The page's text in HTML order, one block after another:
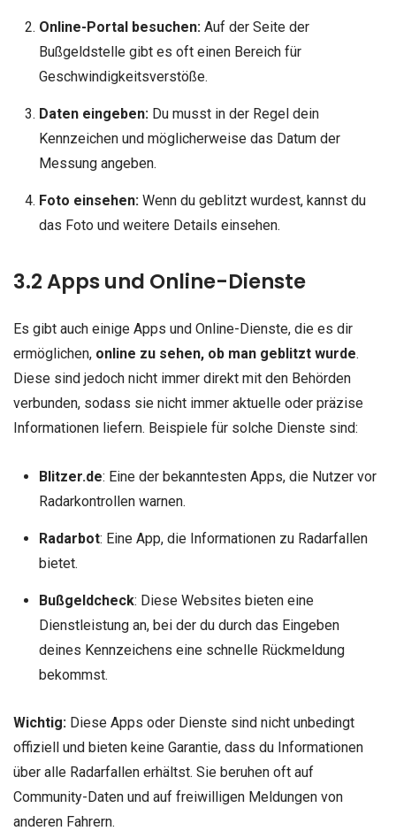
Online-Portal besuchen:Auf der Seite der
Bußgeldstelle gibt es oft einen Bereich für
Geschwindigkeitsverstöße.
Daten eingeben:Du musst in der Regel dein
Kennzeichen und möglicherweise das Datum der
Messung angeben.
Foto einsehen:Wenn du geblitzt wurdest, kannst du
das Foto und weitere Details einsehen.
3.2 Apps und Online-Dienste
Es gibt auch einige Apps und Online-Dienste, die es dir
ermöglichen, online zu sehen, ob man geblitzt wurde.
Diese sind jedoch nicht immer direkt mit den Behörden
verbunden, sodass sie nicht immer aktuelle oder präzise
Informationen liefern. Beispiele für solche Dienste sind:
Blitzer.de: Eine der bekanntesten Apps, die Nutzer vor
Radarkontrollen warnen.
Radarbot: Eine App, die Informationen zu Radarfallen
bietet.
Bußgeldcheck: Diese Websites bieten eine
Dienstleistung an, bei der du durch das Eingeben
deines Kennzeichens eine schnelle Rückmeldung
bekommst.
Wichtig: Diese Apps oder Dienste sind nicht unbedingt
offiziell und bieten keine Garantie, dass du Informationen
über alle Radarfallen erhältst. Sie beruhen oft auf
Community-Daten und auf freiwilligen Meldungen von
anderen Fahrern.